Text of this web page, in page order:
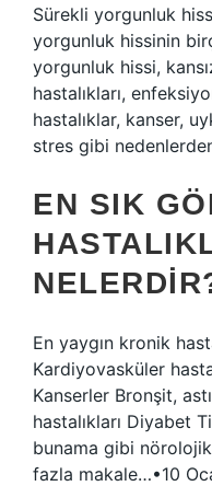
Sürekli yorgunluk
yorgunluk hissinin
yorgunluk hissi,
hastalıkları,
hastalıklar, kanser,
stres gibi
EN SIK
En yaygın kronik
Kardiyovasküler
Kanserler Bronşit,
hastalıkları Diyabet
bunama gibi
fazla makale…•10